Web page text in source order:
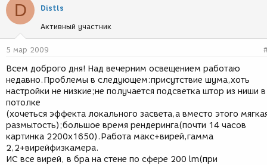
р
т
е
м
ы
с
з
д
и
я
D Distls
Активный участник
5 мар 2009
Всем доброго дня! Над вечерним освещением работаю
недавно.Проблемы в следующем:присутствие шума,хоть
настройки не низкие;не получается подсветка штор из ниши в
потолке
(хочеться эффекта локального засвета,а вместо этого
размытость);большое время рендеринга(почти 14 часов
картинка 2200х1650).Работа макс+вирей,гамма
2,2+вирейфизкамера.
ИС все вирей, в бра на стене по сфере 200 lm(при